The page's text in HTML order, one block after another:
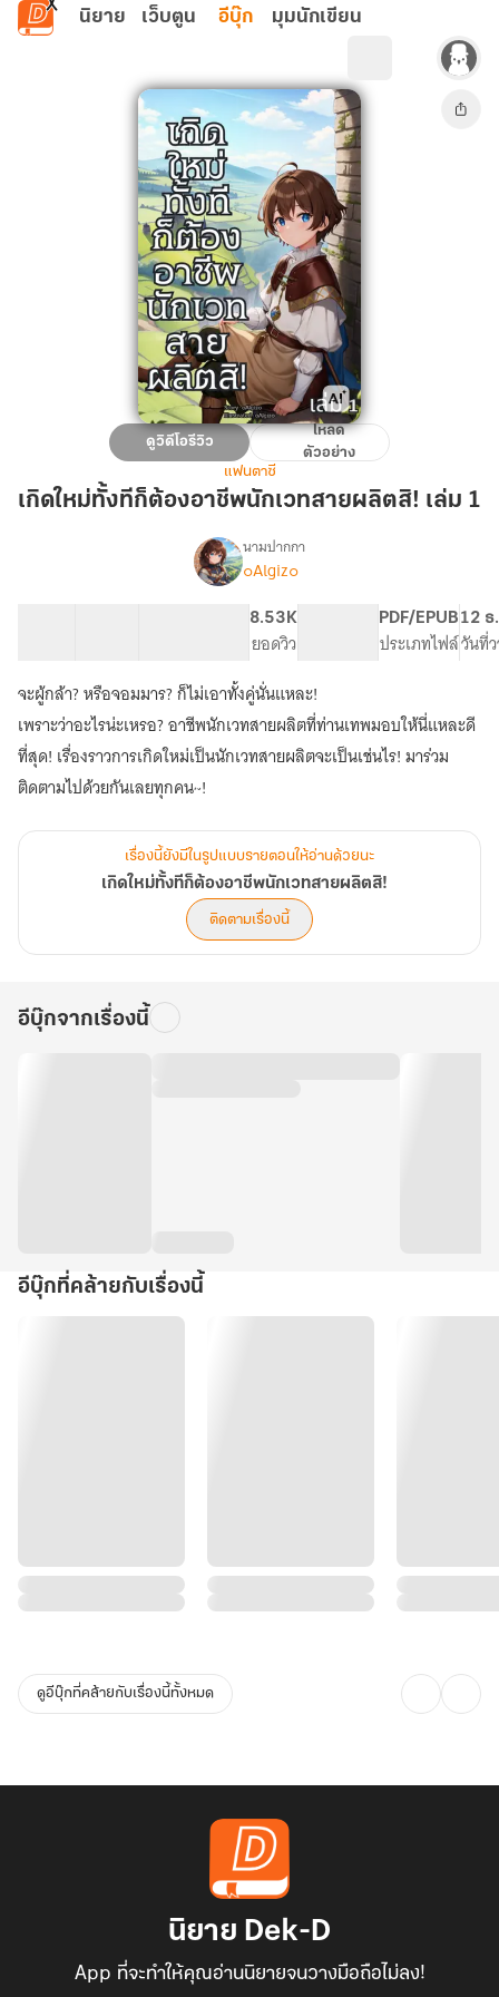
ข้ามไปยังเนื้อหาหลัก
นิยาย เว็บตูน อีบุ๊ก มุมนักเขียน
เกิด
ใหม่
ทั้งที
สิ!
เล่ม
1
ดูวิดีโอรีวิว
โหลด
ตัวอย่าง
แฟนตาซี
เกิดใหม่ทั้งทีก็ต้องอาชีพนักเวทสายผลิตสิ! เล่ม 1
เรื่อง
ใหม่
ทั้งที
ก็
ต้อง
อาชีพ
นัก
เวท
สาย
นามปากกา
๐Algiz๐
8.53K
ยอดวิว
PDF/EPUB
ประเภทไฟล์
12 ธ
วันที่
จะผู้กล้า? หรือจอมมาร? ก็ไม่เอาทั้งคู่นั่นแหละ!
เพราะว่าอะไรน่ะเหรอ? อาชีพนักเวทสายผลิตที่ท่านเทพมอบให้นี่แหละดี
ที่สุด! เรื่องราวการเกิดใหม่เป็นนักเวทสายผลิตจะเป็นเช่นไร! มาร่วม
ติดตามไปด้วยกันเลยทุกคน~!
เรื่องนี้ยังมีในรูปแบบรายตอนให้อ่านด้วยนะ
เกิดใหม่ทั้งทีก็ต้องอาชีพนักเวทสายผลิตสิ!
ติดตามเรื่องนี้
อีบุ๊กจากเรื่องนี้
อีบุ๊กที่คล้ายกับเรื่องนี้
ดูอีบุ๊กที่คล้ายกับเรื่องนี้ทั้งหมด
นิยาย Dek-D
App ที่จะทำให้คุณอ่านนิยายจนวางมือถือไม่ลง!